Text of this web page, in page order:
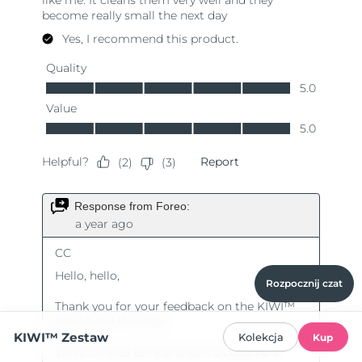
Rozpocznij czat
KIWI™ Zestaw Kolekcja Kup